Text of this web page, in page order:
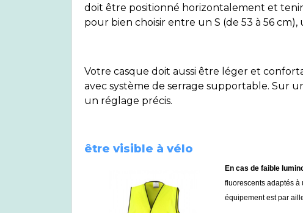
doit être positionné horizontalement et
pour bien choisir entre un S (de 53 à 56
Votre casque doit aussi être léger et
avec système de serrage supportable. Sur
un réglage précis.
être visible à vélo
En cas de faible
fluorescents adaptés à
équipement est par